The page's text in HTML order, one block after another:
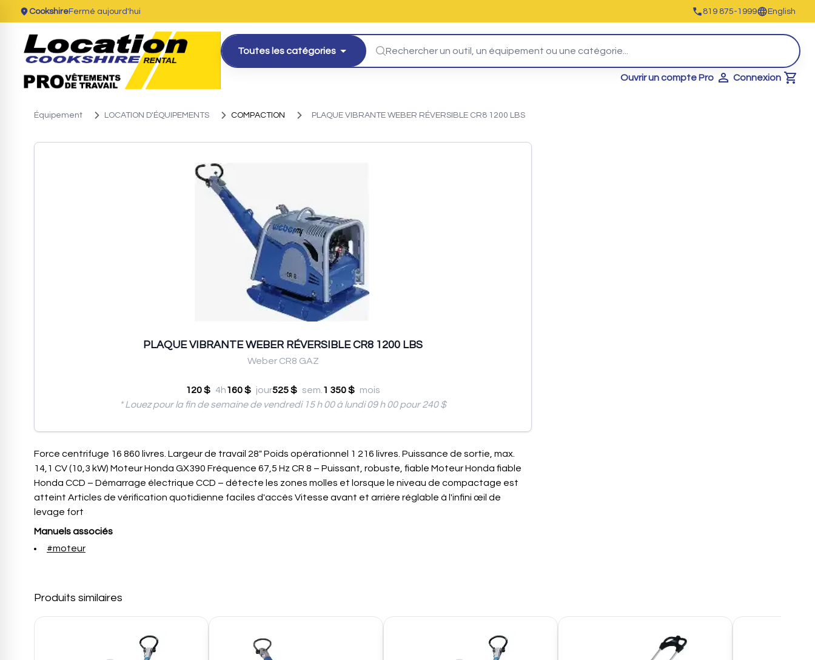
CookshireFermé aujourd'hui 819 875-1999 English
Toutes les catégories
Ouvrir un compte Pro Connexion
Cart
Équipement LOCATION D'ÉQUIPEMENTS COMPACTION PLAQUE VIBRANTE WEBER RÉVERSIBLE CR8 1200 LBS
PLAQUE VIBRANTE WEBER RÉVERSIBLE CR8 1200 LBS
Weber CR8 GAZ
120 $ 4h160 $ jour525 $ sem. 1 350 $ mois
* Louez pour la fin de semaine de vendredi 15 h 00 à lundi 09 h 00 pour 240 $
Force centrifuge 16 860 livres. Largeur de travail 28″ Poids opérationnel 1 216 livres. Puissance de sortie, max.
14,1 CV (10,3 kW) Moteur Honda GX390 Fréquence 67,5 Hz CR 8 – Puissant, robuste, fiable Moteur Honda fiable
Honda CCD – Démarrage électrique CCD – détecte les zones molles et lorsque le niveau de compactage est
atteint Articles de vérification quotidienne faciles d'accès Vitesse avant et arrière réglable à l'infini œil de
levage fort
Manuels associés
#moteur
Produits similaires